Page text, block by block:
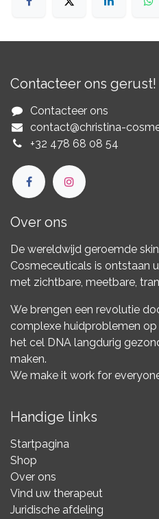
Contacteer ons gerust!
Contacteer ons
contact@christina-
+32 478 68 08 54​
Over ons
De wereldwijd geroemde
Cosmeceuticals is ontstaan
met zichtbare, meetbare,
We brengen een revolutie
complexe huidproblemen
het cel DNA langdurig
maken.
We make it work for
Handige links
Startpagina
Shop
Over ons
Vind uw therapeut
Juridische afdeling